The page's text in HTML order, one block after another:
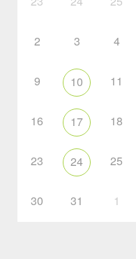
2 3 4
9 10 11
16 17 18
23 24 25
30 31 1